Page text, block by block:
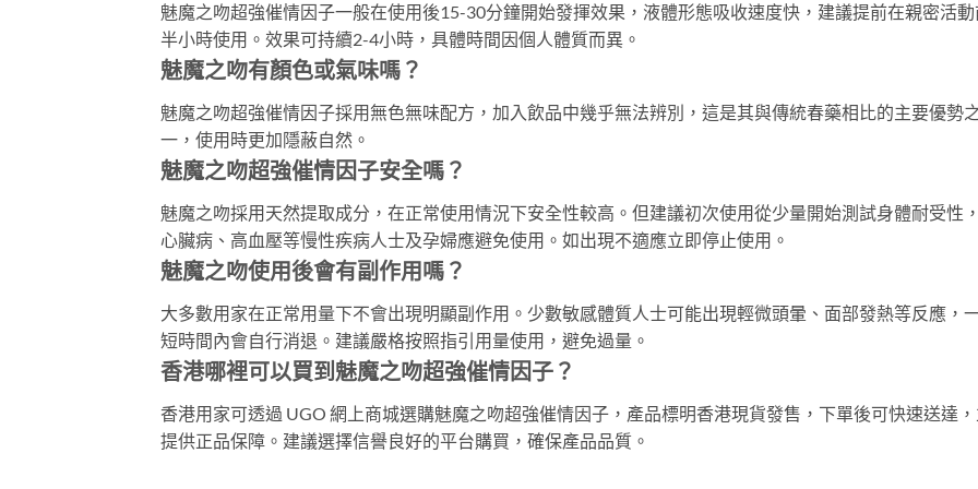
魅魔之吻超強催情因子一般在使用後15-30分鐘開始發揮效果，液體形態吸收速度快，建議提前在親密活
半小時使用。效果可持續2-4小時，具體時間因個人體質而異。
魅魔之吻有顏色或氣味嗎？
魅魔之吻超強催情因子採用無色無味配方，加入飲品中幾乎無法辨別，這是其與傳統春藥相比的主要優勢之
一，使用時更加隱蔽自然。
魅魔之吻超強催情因子安全嗎？
魅魔之吻採用天然提取成分，在正常使用情況下安全性較高。但建議初次使用從少量開始測試身體耐受性
心臟病、高血壓等慢性疾病人士及孕婦應避免使用。如出現不適應立即停止使用。
魅魔之吻使用後會有副作用嗎？
大多數用家在正常用量下不會出現明顯副作用。少數敏感體質人士可能出現輕微頭暈、面部發熱等反應，
短時間內會自行消退。建議嚴格按照指引用量使用，避免過量。
香港哪裡可以買到魅魔之吻超強催情因子？
香港用家可透過 UGO 網上商城選購魅魔之吻超強催情因子，產品標明香港現貨發售，下單後可快速送達
提供正品保障。建議選擇信譽良好的平台購買，確保產品品質。